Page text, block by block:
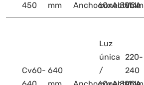
450
mm
Ancho60xAl80mm
conectable
VCA
Cv60- 640
Luz
única
/
220-
240